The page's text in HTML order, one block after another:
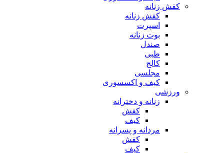
کفش زنانه
کفش زنانه
اسپرت
بوت زنانه
مجلسی
کیف و اکسسوری
ورزشی
زنانه و دخترانه
مردانه و پسرانه